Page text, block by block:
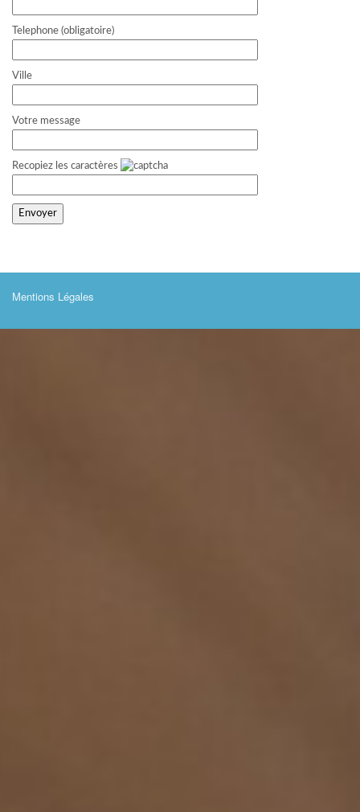
Telephone (obligatoire)
Ville
Votre message
Recopiez les caractères
Mentions Légales